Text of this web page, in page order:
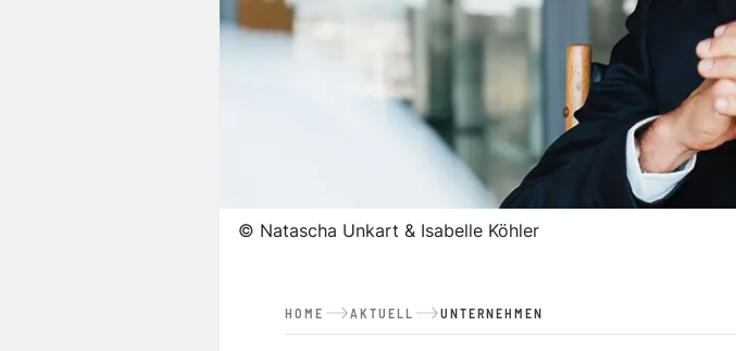
© Natascha Unkart & Isabelle Köhler
HOME AKTUELL UNTERNEHMEN